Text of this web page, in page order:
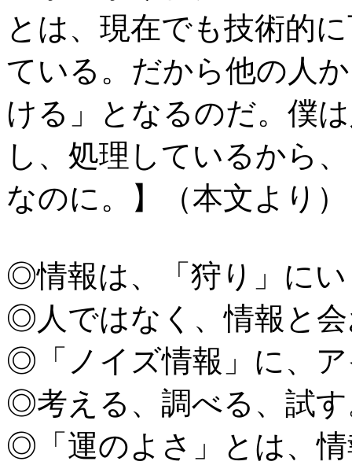
とは、現在でも技術的
ている。だから他の人
ける」となるのだ。僕
し、処理しているから
なのに。】（本文より）
◎情報は、「狩り」に
◎人ではなく、情報と
◎「ノイズ情報」に、
◎考える、調べる、試
◎「運のよさ」とは、